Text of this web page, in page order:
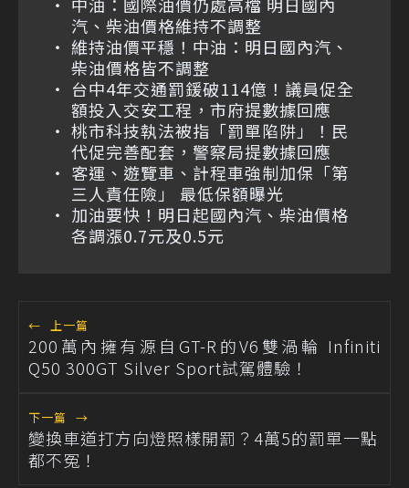
中油：國際油價仍處高檔 明日國內
汽、柴油價格維持不調整
維持油價平穩！中油：明日國內汽、
柴油價格皆不調整
台中4年交通罰鍰破114億！議員促全
額投入交安工程，市府提數據回應
桃市科技執法被指「罰單陷阱」！民
代促完善配套，警察局提數據回應
客運、遊覽車、計程車強制加保「第
三人責任險」 最低保額曝光
加油要快！明日起國內汽、柴油價格
各調漲0.7元及0.5元
← 上一篇
200萬內擁有源自GT-R的V6雙渦輪 Infiniti
Q50 300GT Silver Sport試駕體驗！
下一篇 →
變換車道打方向燈照樣開罰？4萬5的罰單一點
都不冤！